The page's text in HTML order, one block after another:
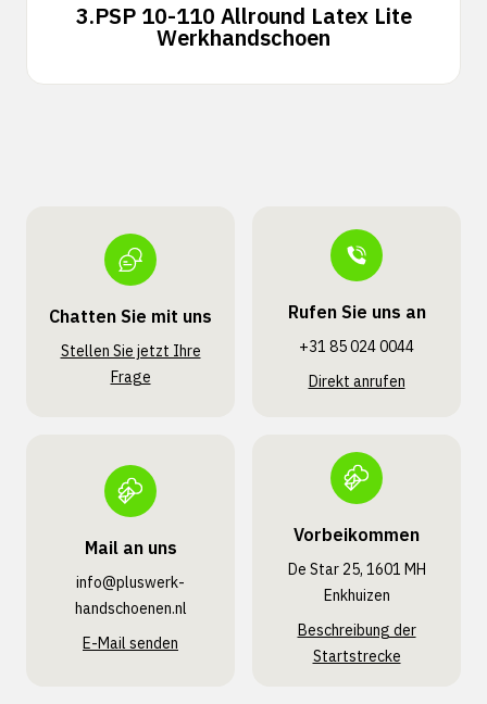
3.PSP 10-110 Allround Latex Lite
Werkhandschoen
Chatten Sie mit uns
Stellen Sie jetzt Ihre
Frage
Rufen Sie uns an
+31 85 024 0044
Direkt anrufen
Mail an uns
info@pluswerk­
handschoenen.nl
E-Mail senden
Vorbeikommen
De Star 25, 1601 MH
Enkhuizen
Beschreibung der
Startstrecke